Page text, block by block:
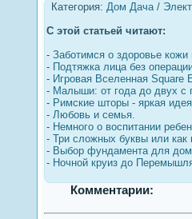
Категория: Дом Дача/
С этой статьей читают:
- Заботимся о здоровье
- Подтяжка лица без
- Игровая Вселенная Square
- Малыши: от года до двух с
- Римские шторы - яркая
- Любовь и семья.
- Немного о воспитании
- Три сложных буквы или как
- Выбор фундамента для
- Ночной круиз до
Комментарии: